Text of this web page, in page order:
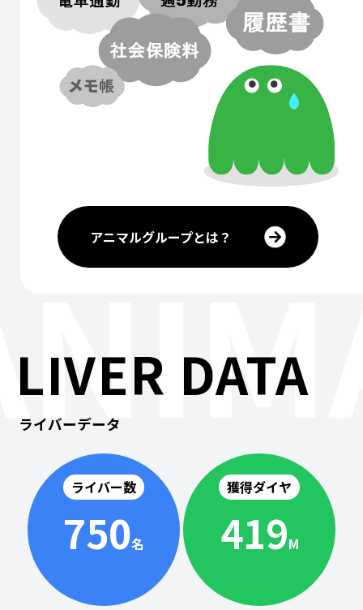
アニマルグループとは？
LIVER DATA
ライバーデータ
ライバー数
750名
獲得ダイヤ
419M